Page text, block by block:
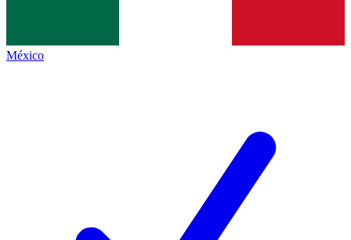
México